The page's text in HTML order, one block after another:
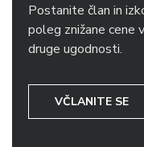
Postanite član in
poleg znižane cene
druge ugodnosti.
VČLANITE SE